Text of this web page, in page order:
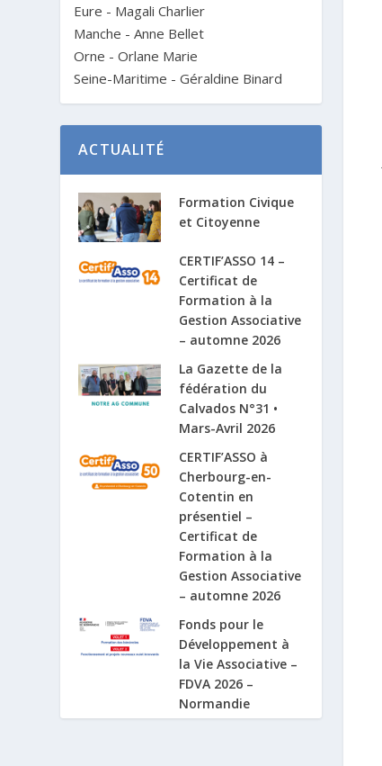
Eure - Magali Charlier
Manche - Anne Bellet
Orne - Orlane Marie
Seine-Maritime - Géraldine Binard
ACTUALITÉ
Formation Civique
et Citoyenne
CERTIF’ASSO 14 –
Certificat de
Formation à la
Gestion Associative
– automne 2026
La Gazette de la
fédération du
Calvados N°31 •
Mars-Avril 2026
CERTIF’ASSO à
Cherbourg-en-
Cotentin en
présentiel –
Certificat de
Formation à la
Gestion Associative
– automne 2026
Fonds pour le
Développement à
la Vie Associative –
FDVA 2026 –
Normandie